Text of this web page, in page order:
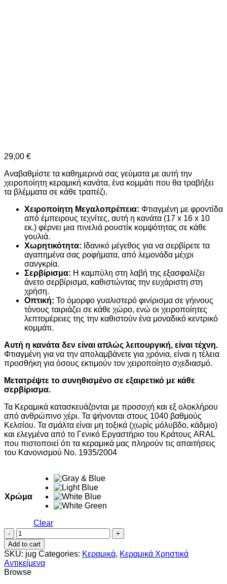
29,00 €
Αναβαθμίστε τα καθημερινά σας γεύματα με αυτή την
χειροποίητη κεραμική κανάτα, ένα κομμάτι που θα τραβήξει
τα βλέμματα σε κάθε τραπέζι.
Χειροποίητη Μεγαλοπρέπεια: Φτιαγμένη με φροντίδα
από έμπειρους τεχνίτες, αυτή η κανάτα (17 x 16 x 10
εκ.) φέρνει μια πινελιά ρουστίκ κομψότητας σε κάθε
γουλιά.
Χωρητικότητα: Ιδανικό μέγεθος για να σερβίρετε τα
αγαπημένα σας ροφήματα, από λεμονάδα μέχρι
σανγκρία.
Σερβίρισμα: Η καμπύλη στη λαβή της εξασφαλίζει
άνετο σερβίρισμα, καθιστώντας την ευχάριστη στη
χρήση.
Οπτική: Το όμορφο γυαλιστερό φινίρισμα σε γήινους
τόνους ταιριάζει σε κάθε χώρο, ενώ οι χειροποίητες
λεπτομέρειες της την καθιστούν ένα μοναδικό κεντρικό
κομμάτι.
Αυτή η κανάτα δεν είναι απλώς λειτουργική, είναι τέχνη.
Φτιαγμένη για να την απολαμβάνετε για χρόνια, είναι η τέλεια
προσθήκη για όσους εκτιμούν τον χειροποίητο σχεδιασμό.
Μετατρέψτε το συνηθισμένο σε εξαιρετικό με κάθε
σερβίρισμα.
Τα Κεραμικά κατασκευάζονται με προσοχή και εξ ολοκλήρου
από ανθρώπινο χέρι. Τα ψήνονται στους 1040 βαθμούς
Κελσίου. Τα σμάλτα είναι μη τοξικά (χωρίς μόλυβδο, κάδμιο)
και ελεγμένα από το Γενικό Εργαστήριο του Κράτους ARAL
που πιστοποιεί ότι τα κεραμικά μας πληρούν τις απαιτήσεις
του Κανονισμού Νο. 1935/2004
Χρώμα
Clear
Κανάτα
quantity
Add to cart
SKU: jug Categories: Κεραμικά, Κεραμικά Χρηστικά
Αντικείμενα
Browse